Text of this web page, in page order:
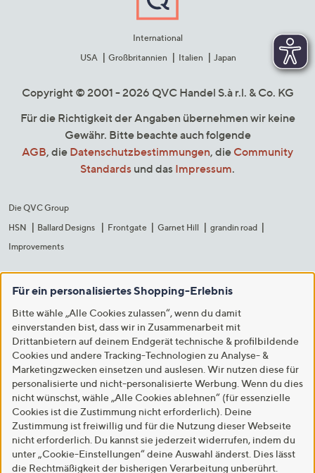
International
USA
Großbritannien Italien Japan
Copyright © 2001 - 2026 QVC Handel S.à r.l. & Co. KG
Für die Richtigkeit der Angaben übernehmen wir keine
Gewähr. Bitte beachte auch folgende
AGB, die Datenschutzbestimmungen, die Community
Standards und das Impressum.
Die QVC Group
HSN
Ballard Designs Frontgate Garnet Hill
grandin road
Improvements
Für ein personalisiertes Shopping-Erlebnis
Bitte wähle „Alle Cookies zulassen“, wenn du damit
einverstanden bist, dass wir in Zusammenarbeit mit
Drittanbietern auf deinem Endgerät technische & profilbildende
Cookies und andere Tracking-Technologien zu Analyse- &
Marketingzwecken einsetzen und auslesen. Wir nutzen diese für
personalisierte und nicht-personalisierte Werbung. Wenn du dies
nicht wünschst, wähle „Alle Cookies ablehnen“ (für essenzielle
Cookies ist die Zustimmung nicht erforderlich). Deine
Zustimmung ist freiwillig und für die Nutzung dieser Webseite
nicht erforderlich. Du kannst sie jederzeit widerrufen, indem du
unter „Cookie-Einstellungen“ deine Auswahl änderst. Dies lässt
die Rechtmäßigkeit der bisherigen Verarbeitung unberührt.